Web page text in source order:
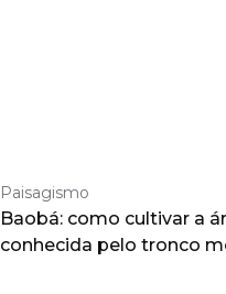
Paisagismo
Baobá: como cultivar a
conhecida pelo tronco